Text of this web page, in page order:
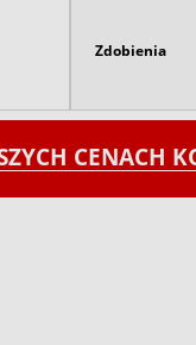
Zdobienia
CENACH